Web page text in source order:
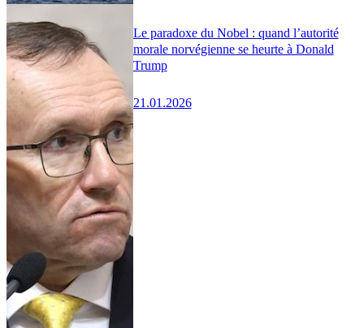
Le paradoxe du Nobel : quand l’autorité
morale norvégienne se heurte à Donald
Trump
21.01.2026